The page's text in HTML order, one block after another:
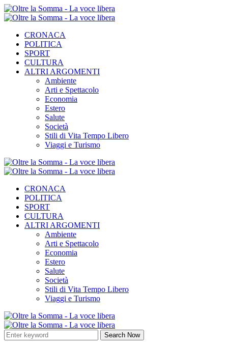
CRONACA
POLITICA
SPORT
CULTURA
ALTRI ARGOMENTI
Ambiente
Arti e Spettacolo
Economia
Estero
Salute
Società
Stili di Vita Tempo Libero
Viaggi e Turismo
CRONACA
POLITICA
SPORT
CULTURA
ALTRI ARGOMENTI
Ambiente
Arti e Spettacolo
Economia
Estero
Salute
Società
Stili di Vita Tempo Libero
Viaggi e Turismo
Search Now